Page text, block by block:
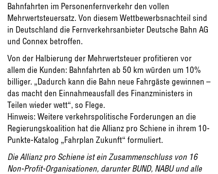
Bahnfahrten im Personenfernverkehr den vollen
Mehrwertsteuersatz. Von diesem Wettbewerbsnachteil sind
in Deutschland die Fernverkehrsanbieter Deutsche Bahn AG
und Connex betroffen.
Von der Halbierung der Mehrwertsteuer profitieren vor
allem die Kunden: Bahnfahrten ab 50 km würden um 10%
billiger. „Dadurch kann die Bahn neue Fahrgäste gewinnen –
das macht den Einnahmeausfall des Finanzministers in
Teilen wieder wett“, so Flege.
Hinweis: Weitere verkehrspolitische Forderungen an die
Regierungskoalition hat die Allianz pro Schiene in ihrem 10-
Punkte-Katalog „Fahrplan Zukunft“ formuliert.
Die Allianz pro Schiene ist ein Zusammenschluss von 16
Non-Profit-Organisationen, darunter BUND, NABU und alle